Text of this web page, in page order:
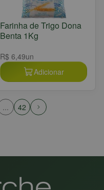
Farinha de Trigo Dona
Benta 1Kg
R$ 6,49un
Adicionar
... 42